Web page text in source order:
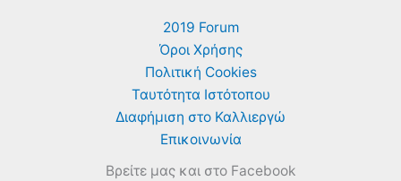
2019 Forum
Όροι Χρήσης
Πολιτική Cookies
Ταυτότητα Ιστότοπου
Διαφήμιση στο Καλλιεργώ
Επικοινωνία
Βρείτε μας και στο Facebook